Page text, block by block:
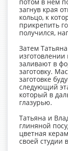
загнув края
кольцо, к
прикрепить
получился,
Затем
заливают в
заготовку.
заготовке
следующий
который в
глазурью.
Татьяна и
глиняной
цветная
своей студии